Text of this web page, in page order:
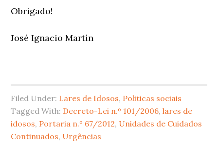
Obrigado!
José Ignacio Martín
Filed Under: Lares de Idosos, Politicas sociais
Tagged With: Decreto-Lei n.º 101/2006,lares de
idosos, Portaria n.º 67/2012, Unidades de Cuidados
Continuados, Urgências